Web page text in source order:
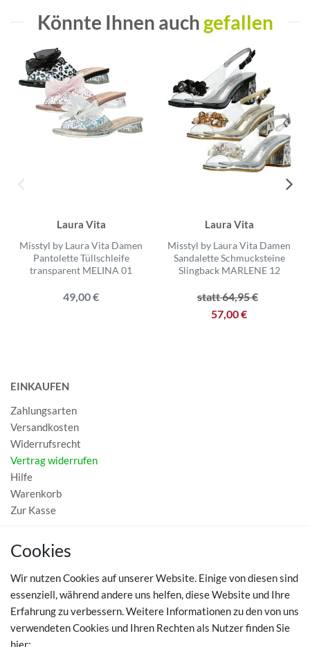
Könnte Ihnen auch gefallen
Laura Vita
Misstyl by Laura Vita Damen
Pantolette Tüllschleife
transparent MELINA 01
49,00 €
Laura Vita
Misstyl by Laura Vita Damen
Sandalette Schmucksteine
Slingback MARLENE 12
statt 64,95 €
57,00 €
EINKAUFEN
Zahlungsarten
Versandkosten
Widerrufsrecht
Vertrag widerrufen
Hilfe
Warenkorb
Zur Kasse
MEIN KONTO
TOP SCHUHTHEMEN
Cookies
Wir nutzen Cookies auf unserer Website. Einige von diesen sind
essenziell, während andere uns helfen, diese Website und Ihre
Erfahrung zu verbessern. Weitere Informationen zu den von uns
verwendeten Cookies und Ihren Rechten als Nutzer finden Sie
hier: